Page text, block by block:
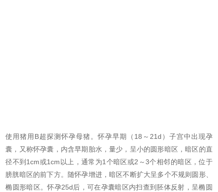
使用猪用B超探测怀孕母猪。怀孕早期（18～21d）子宫中出现孕
囊，又称怀孕囊，内含早期胎水，量少，呈小的圆形暗区，暗区的直
径不到1cm或1cm以上，通常为1个暗区或2～3个相邻的暗区，位于
膀胱暗区的前下方。随怀孕增进，暗区不断扩大呈多个不规则圆形、
椭圆形暗区。怀孕25d后，可在孕囊暗区内扫查到胚体反射，呈椭圆